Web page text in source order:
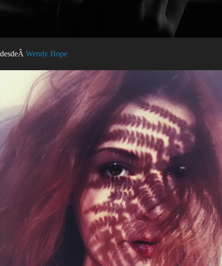
desdeÂ Wendy Hope